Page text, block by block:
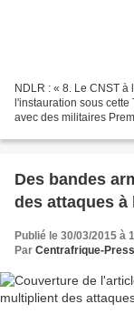
NDLR : « 8. Le CNST
l'instauration sous
avec des militaires
Des bandes
des attaques à
Publié le 30/03/2015 à
Par Centrafrique-